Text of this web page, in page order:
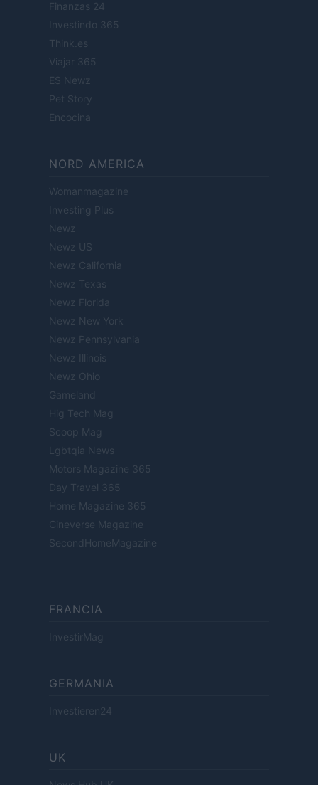
Finanzas 24
Investindo 365
Think.es
Viajar 365
ES Newz
Pet Story
Encocina
NORD AMERICA
Womanmagazine
Investing Plus
Newz
Newz US
Newz California
Newz Texas
Newz Florida
Newz New York
Newz Pennsylvania
Newz Illinois
Newz Ohio
Gameland
Hig Tech Mag
Scoop Mag
Lgbtqia News
Motors Magazine 365
Day Travel 365
Home Magazine 365
Cineverse Magazine
SecondHomeMagazine
FRANCIA
InvestirMag
GERMANIA
Investieren24
UK